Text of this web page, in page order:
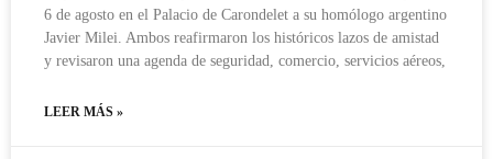
6 de agosto en el Palacio de Carondelet a su homólogo argentino
Javier Milei. Ambos reafirmaron los históricos lazos de amistad
y revisaron una agenda de seguridad, comercio, servicios aéreos,
LEER MÁS »